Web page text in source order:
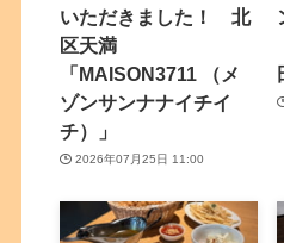
いただきました！ 北
区天満
「MAISON3711 （メ
ゾンサンナナイチイ
チ）」
2026年07月25日 11:00